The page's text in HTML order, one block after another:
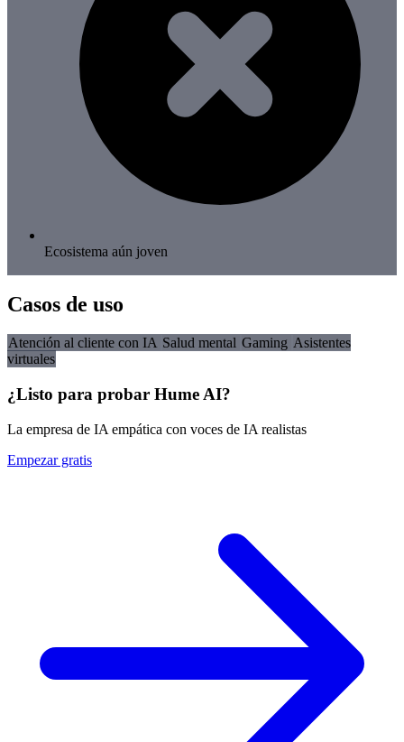
Ecosistema aún joven
Casos de uso
Atención al cliente con IA Salud mental Gaming Asistentes
virtuales
¿Listo para probar Hume AI?
La empresa de IA empática con voces de IA realistas
Empezar gratis